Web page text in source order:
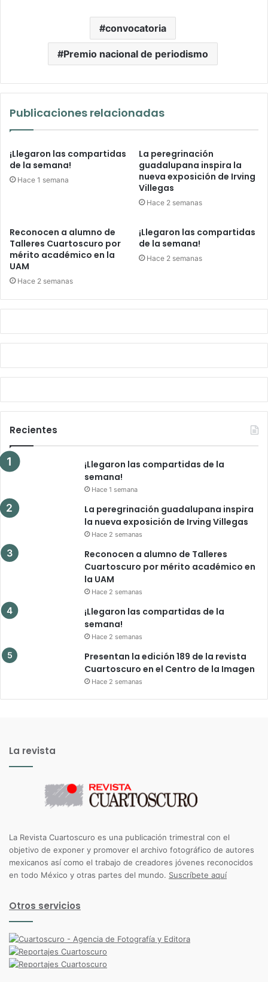
convocatoria
Premio nacional de periodismo
Publicaciones relacionadas
¡Llegaron las compartidas
de la semana!
Hace 1 semana
La peregrinación
guadalupana inspira la
nueva exposición de Irving
Villegas
Hace 2 semanas
Reconocen a alumno de
Talleres Cuartoscuro por
mérito académico en la
UAM
Hace 2 semanas
¡Llegaron las compartidas
de la semana!
Hace 2 semanas
Recientes
¡Llegaron las compartidas de la
semana!
Hace 1 semana
La peregrinación guadalupana inspira
la nueva exposición de Irving Villegas
Hace 2 semanas
Reconocen a alumno de Talleres
Cuartoscuro por mérito académico en
la UAM
Hace 2 semanas
¡Llegaron las compartidas de la
semana!
Hace 2 semanas
Presentan la edición 189 de la revista
Cuartoscuro en el Centro de la Imagen
Hace 2 semanas
La revista
La Revista Cuartoscuro es una publicación trimestral con el
objetivo de exponer y promover el archivo fotográfico de autores
mexicanos así como el trabajo de creadores jóvenes reconocidos
en todo México y otras partes del mundo. Suscríbete aquí
Otros servicios